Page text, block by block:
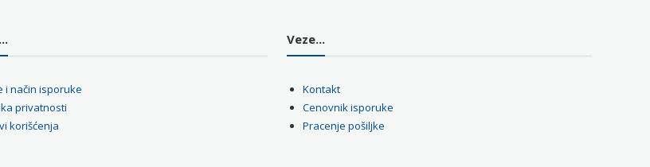
i način isporuke
privatnosti
korišćenja
Veze...
Kontakt
Cenovnik isporuke
Pracenje pošiljke